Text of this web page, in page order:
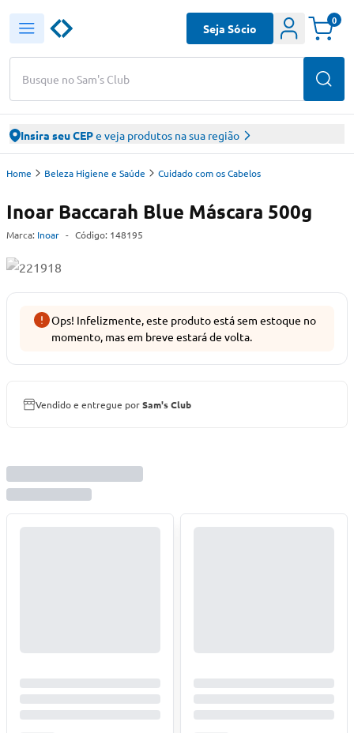
Busque no Sam's Club
Seja Sócio
0
Insira seu CEPe veja produtos na sua região
Home Beleza Higiene e Saúde Cuidado com os Cabelos
Inoar Baccarah Blue Máscara 500g
Marca: Inoar - Código: 148195
Ops! Infelizmente, este produto está sem estoque no
momento, mas em breve estará de volta.
Vendido e entregue porSam's Club